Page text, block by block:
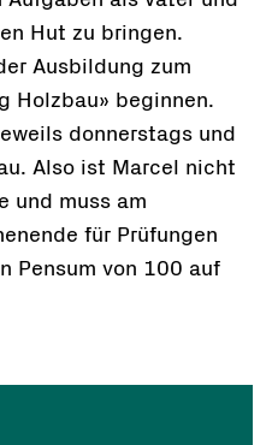
Hut zu bringen.
Ausbildung zum
Holzbau» beginnen.
donnerstags und
Also ist Marcel nicht
und muss am
für Prüfungen
Pensum von 100 auf